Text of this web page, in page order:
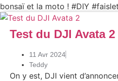
bonsaï et la moto ! #DIY
Test du DJI Avata 2
11 Avr 2024
Teddy
On y est, DJI vient